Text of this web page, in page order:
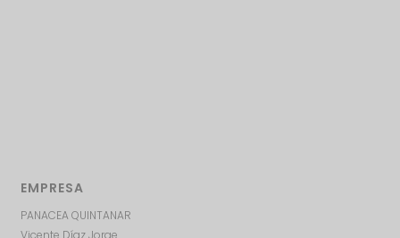
EMPRESA
PANACEA QUINTANAR
Vicente Díaz Jorge